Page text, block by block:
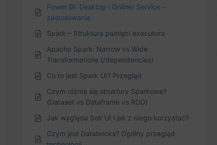
Power BI: Desktop i Online/ Service –
zastosowania
Spark – Struktura pamięci executora
Apache Spark: Narrow vs Wide
Transformations (/dependencies)
Co to jest Spark UI? Przegląd
Czym różnią się struktury Sparkowe?
(Dataset vs Dataframe vs RDD)
Jak wygląda Solr UI i jak z niego korzystać?
Czym jest Databricks? Ogólny przegląd